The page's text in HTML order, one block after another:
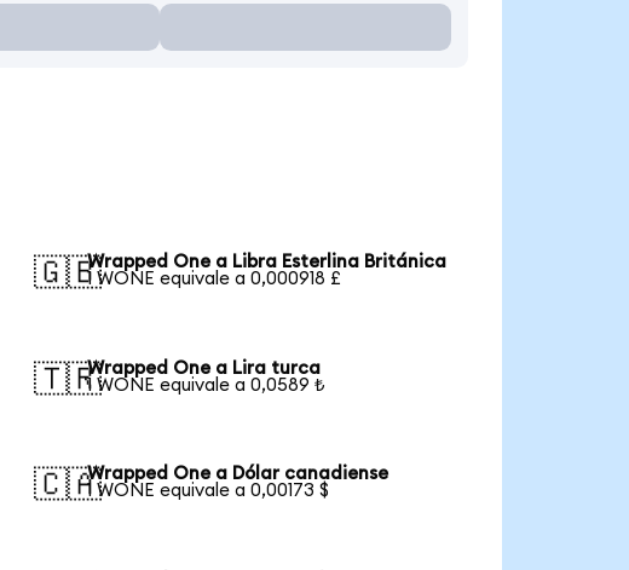
🇬🇧Wrapped One a Libra Esterlina Británica
1 WONE equivale a 0,000918 £
🇹🇷Wrapped One a Lira turca
1 WONE equivale a 0,0589 ₺
🇨🇦Wrapped One a Dólar canadiense
1 WONE equivale a 0,00173 $